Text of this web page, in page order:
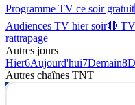
Programme TV ce soir gratuit
Audiences TV hier soir🔴
rattrapage
Autres jours
Hier6Aujourd'hui7Demain8
Autres chaînes TNT